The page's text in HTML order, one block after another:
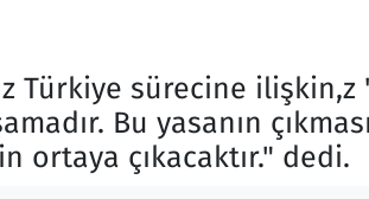
Türkiye sürecine
Bu yasanın
ortaya çıkacaktır." dedi.